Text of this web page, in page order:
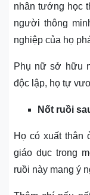
nhân tướng học
người thông
nghiệp của họ
Phụ nữ sở hữu
độc lập, họ tự
Nốt ruồi
Họ có xuất thân
giáo dục trong
ruồi này mang ý